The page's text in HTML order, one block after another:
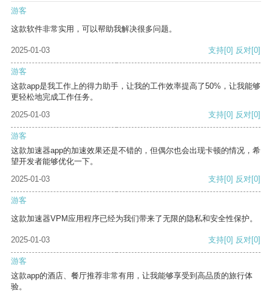
游客
这款软件非常实用，可以帮助我解决很多问题。
2025-01-03 支持[0] 反对[0]
游客
这款app是我工作上的得力助手，让我的工作效率提高了50%，让我能够
更轻松地完成工作任务。
2025-01-03
支持[0] 反对[0]
游客
这款加速器app的加速效果还是不错的，但偶尔也会出现卡顿的情况，希
望开发者能够优化一下。
2025-01-03
支持[0] 反对[0]
游客
这款加速器VPM应用程序已经为我们带来了无限的隐私和安全性保护。
2025-01-03 支持[0] 反对[0]
游客
这款app的酒店、餐厅推荐非常有用，让我能够享受到高品质的旅行体
验。